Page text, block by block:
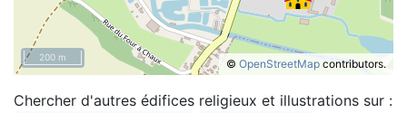
© OpenStreetMap contributors.
200 m
Chercher d'autres édifices religieux et illustrations sur :